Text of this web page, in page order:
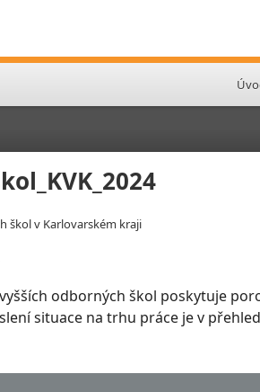
škol v Karlovarském kraji
odborných škol poskytuje
situace na trhu práce je v